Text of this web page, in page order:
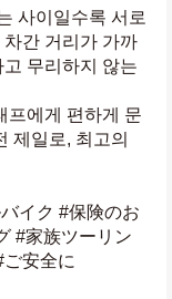
사이일수록 서로
간 거리가 가까
무리하지 않는
프에게 편하게 문
제일로, 최고의
イク #保険のお
#家族ツーリン
安全に